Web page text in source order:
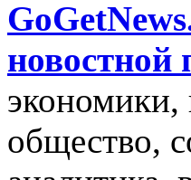
новостной
экономики,
общество,